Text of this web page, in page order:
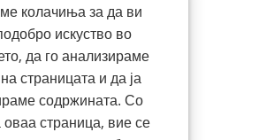
колачиња за да ви
искуство во
да го анализираме
страницата и да ја
содржината. Со
страница, вие се